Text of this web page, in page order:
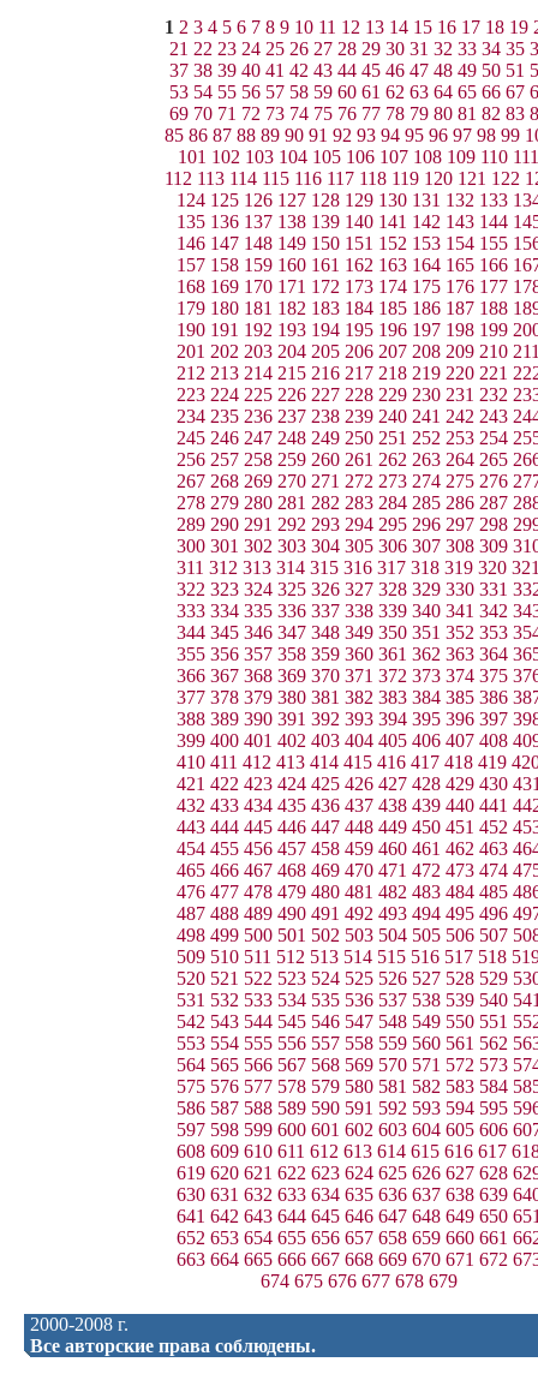
1 2 3 4 5 6 7 8 9 10 11 12 13 14 15 16 17 18 19
21 22 23 24 25 26 27 28 29 30 31 32 33 34 35
37 38 39 40 41 42 43 44 45 46 47 48 49 50 51
53 54 55 56 57 58 59 60 61 62 63 64 65 66 67
69 70 71 72 73 74 75 76 77 78 79 80 81 82 83
85 86 87 88 89 90 91 92 93 94 95 96 97 98 99
101 102 103 104 105 106 107 108 109 110 111
112 113 114 115 116 117 118 119 120 121 122
124 125 126 127 128 129 130 131 132 133
135 136 137 138 139 140 141 142 143 144
146 147 148 149 150 151 152 153 154 155
157 158 159 160 161 162 163 164 165 166
168 169 170 171 172 173 174 175 176 177
179 180 181 182 183 184 185 186 187 188
190 191 192 193 194 195 196 197 198 199
201 202 203 204 205 206 207 208 209 210
212 213 214 215 216 217 218 219 220 221
223 224 225 226 227 228 229 230 231 232
234 235 236 237 238 239 240 241 242 243
245 246 247 248 249 250 251 252 253 254
256 257 258 259 260 261 262 263 264 265
267 268 269 270 271 272 273 274 275 276
278 279 280 281 282 283 284 285 286 287
289 290 291 292 293 294 295 296 297 298
300 301 302 303 304 305 306 307 308 309
311 312 313 314 315 316 317 318 319 320
322 323 324 325 326 327 328 329 330 331
333 334 335 336 337 338 339 340 341 342
344 345 346 347 348 349 350 351 352 353
355 356 357 358 359 360 361 362 363 364
366 367 368 369 370 371 372 373 374 375
377 378 379 380 381 382 383 384 385 386
388 389 390 391 392 393 394 395 396 397
399 400 401 402 403 404 405 406 407 408
410 411 412 413 414 415 416 417 418 419
421 422 423 424 425 426 427 428 429 430
432 433 434 435 436 437 438 439 440 441
443 444 445 446 447 448 449 450 451 452
454 455 456 457 458 459 460 461 462 463
465 466 467 468 469 470 471 472 473 474
476 477 478 479 480 481 482 483 484 485
487 488 489 490 491 492 493 494 495 496
498 499 500 501 502 503 504 505 506 507
509 510 511 512 513 514 515 516 517 518
520 521 522 523 524 525 526 527 528 529
531 532 533 534 535 536 537 538 539 540
542 543 544 545 546 547 548 549 550 551
553 554 555 556 557 558 559 560 561 562
564 565 566 567 568 569 570 571 572 573
575 576 577 578 579 580 581 582 583 584
586 587 588 589 590 591 592 593 594 595
597 598 599 600 601 602 603 604 605 606
608 609 610 611 612 613 614 615 616 617
619 620 621 622 623 624 625 626 627 628
630 631 632 633 634 635 636 637 638 639
641 642 643 644 645 646 647 648 649 650
652 653 654 655 656 657 658 659 660 661
663 664 665 666 667 668 669 670 671 672
674 675 676 677 678 679
2000-2008 г.
Все авторские права соблюдены.